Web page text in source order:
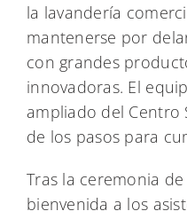
la lavandería
mantenerse por
con grandes
innovadoras. El
ampliado del Centro
de los pasos para
Tras la ceremonia
bienvenida a los